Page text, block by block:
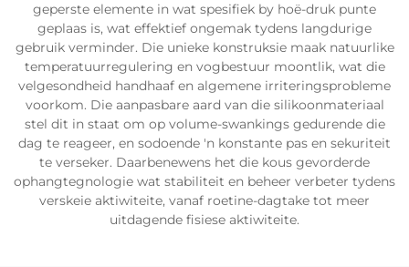
geperste elemente in wat spesifiek by hoë-druk punte
geplaas is, wat effektief ongemak tydens langdurige
gebruik verminder. Die unieke konstruksie maak natuurlike
temperatuurregulering en vogbestuur moontlik, wat die
velgesondheid handhaaf en algemene irriteringsprobleme
voorkom. Die aanpasbare aard van die silikoonmateriaal
stel dit in staat om op volume-swankings gedurende die
dag te reageer, en sodoende 'n konstante pas en sekuriteit
te verseker. Daarbenewens het die kous gevorderde
ophangtegnologie wat stabiliteit en beheer verbeter tydens
verskeie aktiwiteite, vanaf roetine-dagtake tot meer
uitdagende fisiese aktiwiteite.